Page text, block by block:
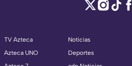
TV Azteca
Azteca UNO
Noticias
Deportes